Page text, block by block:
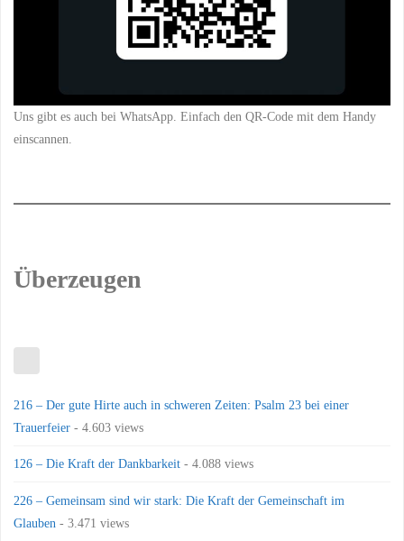
Uns gibt es auch bei WhatsApp. Einfach den QR-Code mit dem Handy
einscannen.
Überzeugen
216 – Der gute Hirte auch in schweren Zeiten: Psalm 23 bei einer
Trauerfeier - 4.603 views
126 – Die Kraft der Dankbarkeit - 4.088 views
226 – Gemeinsam sind wir stark: Die Kraft der Gemeinschaft im
Glauben - 3.471 views